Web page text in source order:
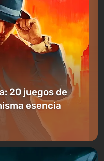
20 juegos de
esencia